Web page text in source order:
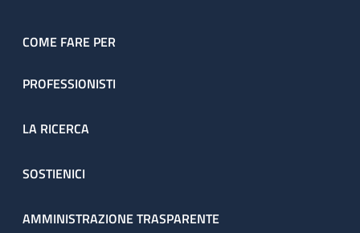
COME FARE PER
PROFESSIONISTI
LA RICERCA
SOSTIENICI
AMMINISTRAZIONE TRASPARENTE